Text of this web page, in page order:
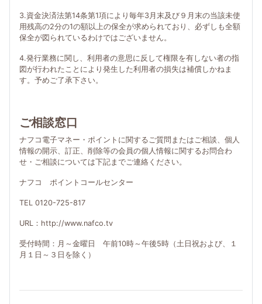
3.資金決済法第14条第1項により毎年3月末及び９月末の当該未使
用残高の2分の1の額以上の保全が求められており、必ずしも全額
保全が図られているわけではございません。
4.発行業務に関し、利用者の意思に反して権限を有しない者の指
図が行われたことにより発生した利用者の損失は補償しかねま
す。予めご了承下さい。
ご相談窓口
ナフコ電子マネー・ポイントに関するご質問またはご相談、個人
情報の開示、訂正、削除等の会員の個人情報に関するお問合わ
せ・ご相談については下記までご連絡ください。
ナフコ ポイントコールセンター
TEL 0120-725-817
URL：http://www.nafco.tv
受付時間：月～金曜日 午前10時～午後5時（土日祝および、１
月１日～３日を除く）